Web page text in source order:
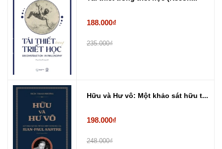
188.000₫
235.000₫
Hữu và Hư vô: Một khảo sát hữu t...
198.000₫
248.000₫